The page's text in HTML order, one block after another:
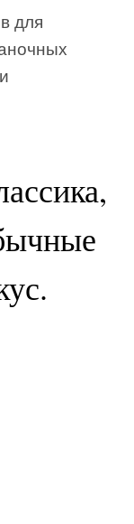
для